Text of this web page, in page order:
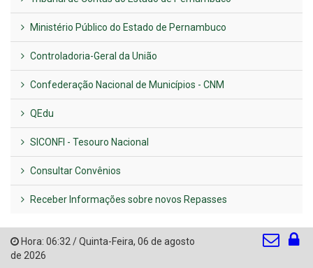
Ministério Público do Estado de Pernambuco
Controladoria-Geral da União
Confederação Nacional de Municípios - CNM
QEdu
SICONFI - Tesouro Nacional
Consultar Convênios
Receber Informações sobre novos Repasses
Hora: 06:32 /Quinta-Feira, 06 de agosto
de 2026